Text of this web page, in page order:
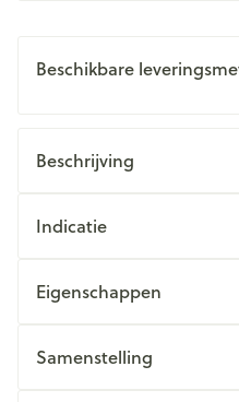
Beschikbare
Beschrijving
Indicatie
Eigenschappen
Samenstelling